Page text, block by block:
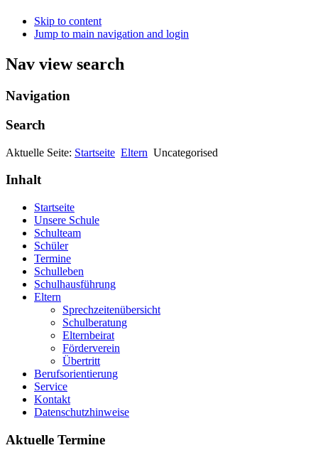
Skip to content
Jump to main navigation and login
Nav view search
Navigation
Search
Aktuelle Seite: Startseite Eltern Uncategorised
Inhalt
Startseite
Unsere Schule
Schulteam
Schüler
Termine
Schulleben
Schulhausführung
Eltern
Sprechzeitenübersicht
Schulberatung
Elternbeirat
Förderverein
Übertritt
Berufsorientierung
Service
Kontakt
Datenschutzhinweise
Aktuelle Termine